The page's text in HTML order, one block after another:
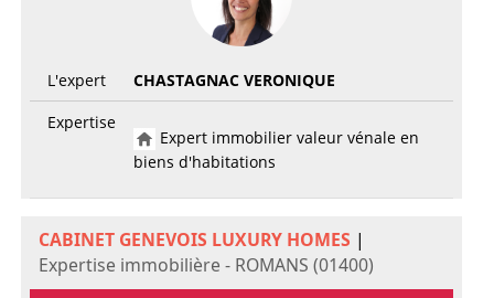
L'expert
CHASTAGNAC VERONIQUE
Expertise
Expert immobilier valeur vénale en
biens d'habitations
CABINET GENEVOIS LUXURY HOMES |
Expertise immobilière - ROMANS (01400)